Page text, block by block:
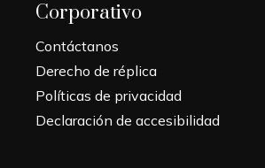
Corporativo
Contáctanos
Derecho de réplica
Políticas de privacidad
Declaración de accesibilidad